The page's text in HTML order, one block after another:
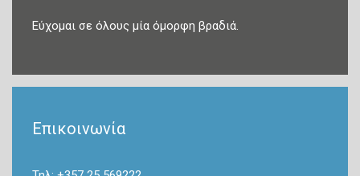
Εύχομαι σε όλους μία όμορφη βραδιά.
Επικοινωνία